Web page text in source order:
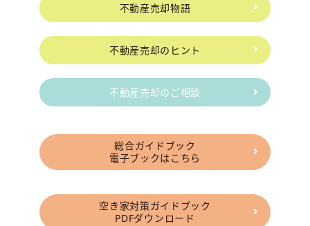
不動産売却物語
不動産売却のヒント
不動産売却のご相談
総合ガイドブック
電子ブックはこちら
空き家対策ガイドブック
PDFダウンロード